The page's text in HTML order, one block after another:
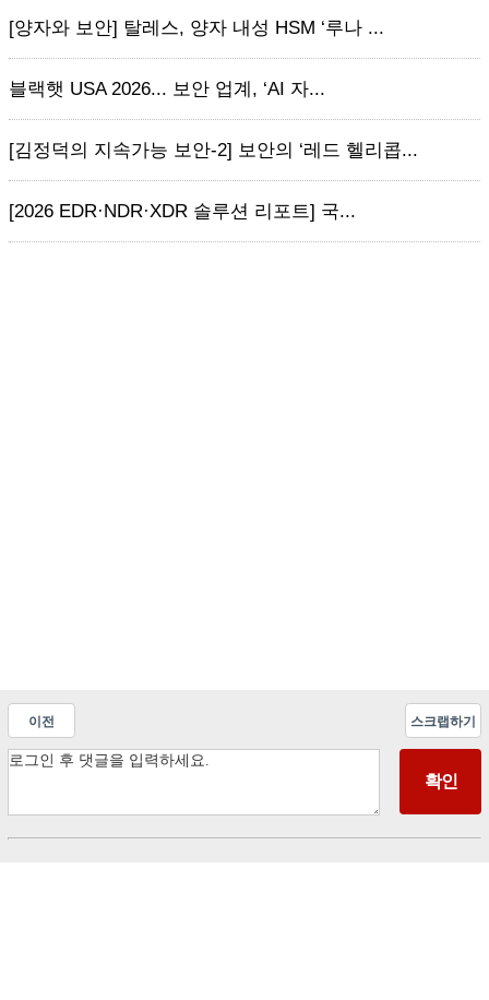
[양자와 보안] 탈레스, 양자 내성 HSM ‘루나 ...
블랙햇 USA 2026... 보안 업계, ‘AI 자...
[김정덕의 지속가능 보안-2] 보안의 ‘레드 헬리콥...
[2026 EDR·NDR·XDR 솔루션 리포트] 국...
이전 스크랩하기